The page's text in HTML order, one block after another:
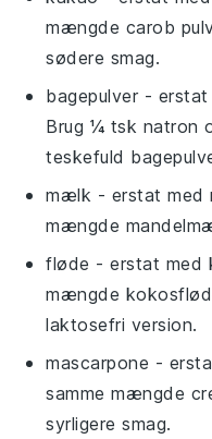
mængde carob
sødere smag.
bagepulver -
Brug ¼ tsk natron
teskefuld
mælk - erstat med
mængde
fløde - erstat med
mængde
laktosefri version.
mascarpone -
samme mængde
syrligere smag.